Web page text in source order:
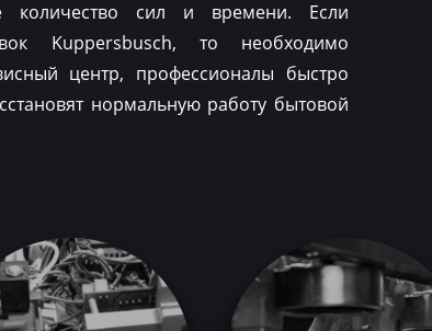
количество сил и времени. Если
Kuppersbusch, то необходимо
центр, профессионалы быстро
нормальную работу бытовой